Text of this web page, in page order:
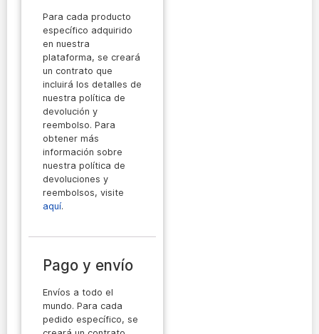
Para cada producto
específico adquirido
en nuestra
plataforma, se creará
un contrato que
incluirá los detalles de
nuestra política de
devolución y
reembolso. Para
obtener más
información sobre
nuestra política de
devoluciones y
reembolsos, visite
aquí.
Pago y envío
Envíos a todo el
mundo. Para cada
pedido específico, se